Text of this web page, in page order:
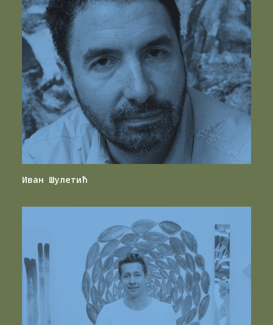
Иван Шулетић